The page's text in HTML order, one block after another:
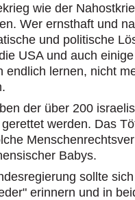
wie der
Wer ernsthaft und
und politische
USA und auch
endlich lernen, nicht
der über 200
werden. Das
Babys.
sollte
erinnern und in